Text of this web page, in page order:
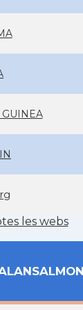
les webs